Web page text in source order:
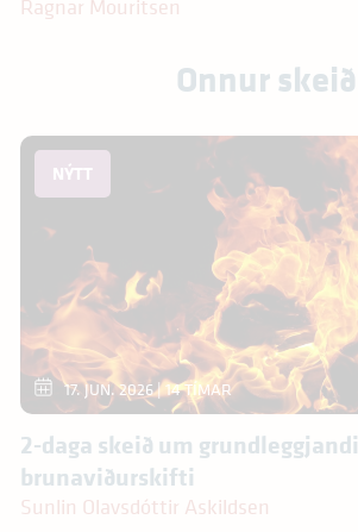
Ragnar Mouritsen
Onnur skeið
NÝTT
17. JUN. 2026| 14 TÍMAR
2-daga skeið um grundleggjandi
brunaviðurskifti
Sunlin Olavsdóttir Askildsen